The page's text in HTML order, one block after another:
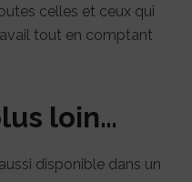
celles et ceux qui
tout en comptant
loin…
disponible dans un